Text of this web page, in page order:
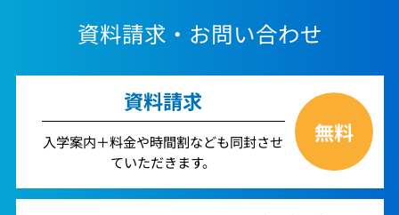
資料請求・お問い合わせ
資料請求
入学案内＋料金や時間割なども同封させ
ていただきます。
無料